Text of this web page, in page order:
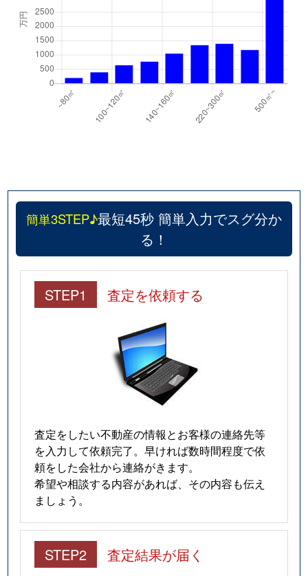
簡単3STEP♪最短45秒 簡単入力でスグ分か
る！
STEP1 査定を依頼する
査定をしたい不動産の情報とお客様の連絡先等
を入力して依頼完了。早ければ数時間程度で依
頼をした会社から連絡がきます。
希望や相談する内容があれば、その内容も伝え
ましょう。
STEP2 査定結果が届く